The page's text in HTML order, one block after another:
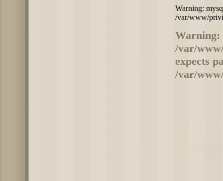
Warning:
/var/www/
Warning:
/var/
expects
/var/